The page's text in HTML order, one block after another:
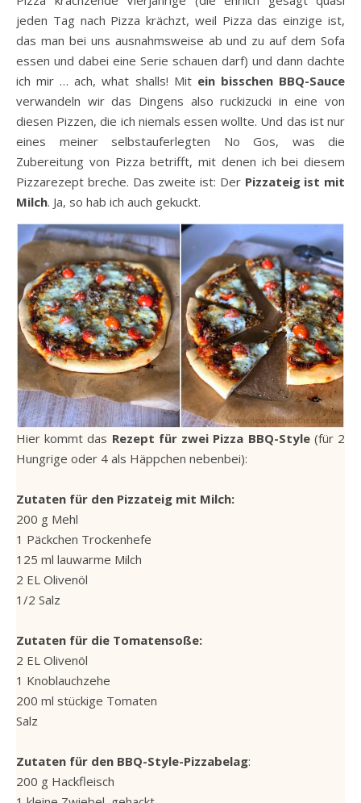
jeden Tag nach Pizza krächzt, weil Pizza das einzige ist,
das man bei uns ausnahmsweise ab und zu auf dem Sofa
essen und dabei eine Serie schauen darf) und dann dachte
ich mir … ach, what shalls! Mit ein bisschen BBQ-Sauce
verwandeln wir das Dingens also ruckizucki in eine von
diesen Pizzen, die ich niemals essen wollte. Und das ist nur
eines meiner selbstauferlegten No Gos, was die
Zubereitung von Pizza betrifft, mit denen ich bei diesem
Pizzarezept breche. Das zweite ist: Der Pizzateig ist mit
Milch. Ja, so hab ich auch gekuckt.
Hier kommt das Rezept für zwei Pizza BBQ-Style(für 2
Hungrige oder 4 als Häppchen nebenbei):
Zutaten für den Pizzateig mit Milch:
200 g Mehl
1 Päckchen Trockenhefe
125 ml lauwarme Milch
2 EL Olivenöl
1/2 Salz
Zutaten für die Tomatensoße:
2 EL Olivenöl
1 Knoblauchzehe
200 ml stückige Tomaten
Salz
Zutaten für den BBQ-Style-Pizzabelag:
200 g Hackfleisch